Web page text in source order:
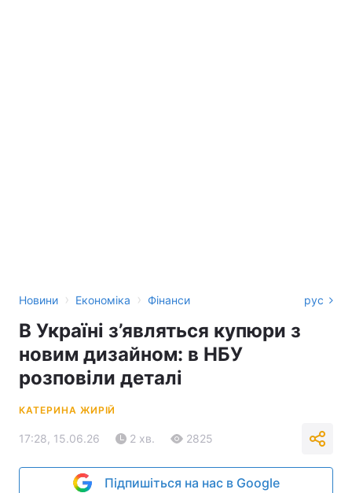
Новини › Економіка › Фінанси рус
В Україні з’являться купюри з
новим дизайном: в НБУ
розповіли деталі
КАТЕРИНА ЖИРІЙ
17:28, 15.06.26 2 хв. 2825
Підпишіться на нас в Google